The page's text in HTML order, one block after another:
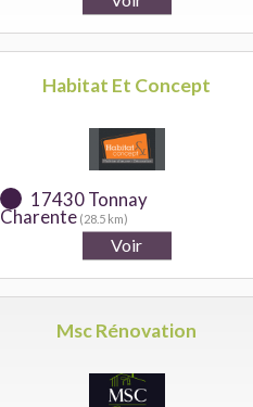
Habitat Et Concept
17430 Tonnay
Charente (28.5 km)
Msc Rénovation